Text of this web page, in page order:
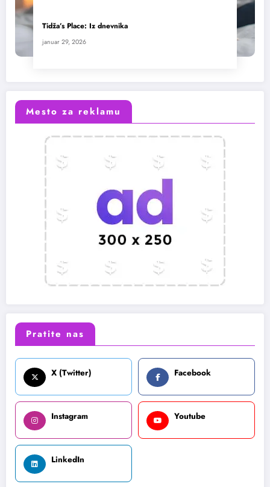
Tidža’s Place: Iz dnevnika
januar 29, 2026
Mesto za reklamu
Pratite nas
X (Twitter) Facebook
Instagram Youtube
LinkedIn